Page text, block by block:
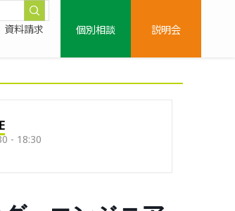
資料請求
個別相談
説明会
- 18:30